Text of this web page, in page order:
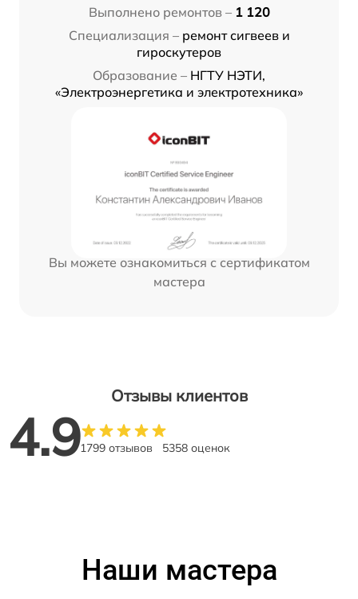
Выполнено ремонтов – 1 120
Специализация – ремонт сигвеев и
гироскутеров
Образование – НГТУ НЭТИ,
«Электроэнергетика и электротехника»
Вы можете ознакомиться с сертификатом
мастера
Отзывы клиентов
4.91799 отзывов 5358 оценок
Наши мастера